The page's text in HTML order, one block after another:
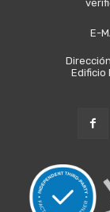
E-
Edificio